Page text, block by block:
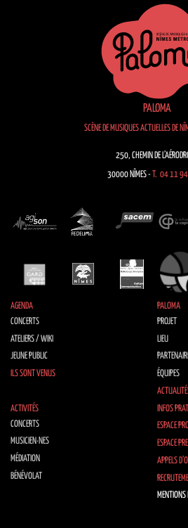
PALOMA
SCÈNE DE MUSIQUES ACTUELLES DE
250, CHEMIN DE
30000 NÎMES -T. 04 11
AGENDA
CONCERTS
ATELIERS / WIKI
JEUNE PUBLIC
ILS SONT VENUS
PALOMA
PROJET
LIEU
ÉQUIPES
ACTIVITÉS
CONCERTS
MUSICIEN·NES
MÉDIATION
BÉNÉVOLAT
INFOS
ESPACE
ESPACE
APPELS
MENTIONS